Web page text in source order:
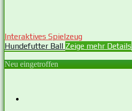
Interaktives Spielzeug
Hundefutter Ball Zeige mehr Details
Neu eingetroffen